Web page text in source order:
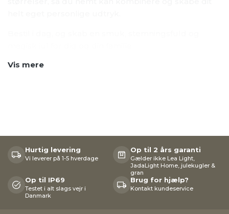
Vis mere
Hurtig levering
Vi leverer på 1-5 hverdage
Op til 2 års garanti
Gælder ikke Lea Light,
JadaLight Home, julekugler &
gran
Op til IP69
Testet i alt slags vejr i
Danmark
Brug for hjælp?
Kontakt kundeservice